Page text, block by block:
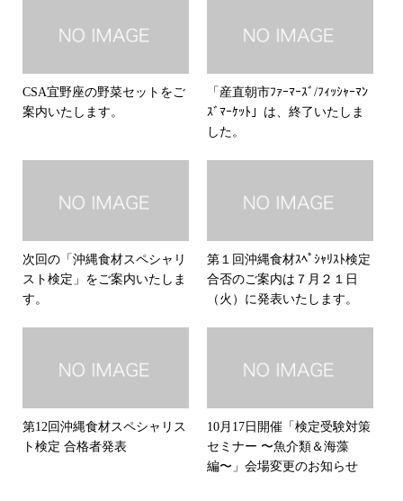
CSA宜野座の野菜セットをご
案内いたします。
「産直朝市ﾌｧｰﾏｰｽﾞ/ﾌｨｯｼｬｰﾏﾝ
ｽﾞﾏｰｹｯﾄ」は、終了いたしま
した。
次回の「沖縄食材スペシャリ
スト検定」をご案内いたしま
す。
第１回沖縄食材ｽﾍﾟｼｬﾘｽﾄ検定
合否のご案内は７月２１日
（火）に発表いたします。
第12回沖縄食材スペシャリス
ト検定 合格者発表
10月17日開催「検定受験対策
セミナー 〜魚介類＆海藻
編〜」会場変更のお知らせ